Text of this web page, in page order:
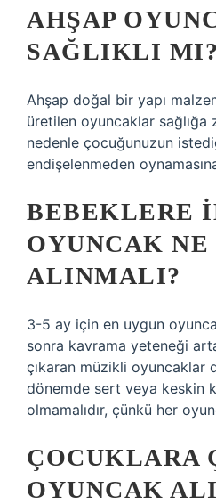
AHŞAP
SAĞLIKLI MI?
Ahşap doğal bir yapı
üretilen oyuncaklar sağlığa
nedenle çocuğunuzun
endişelenmeden
BEBEKLERE
OYUNCAK
ALINMALI?
3-5 ay için en uygun
sonra kavrama yeteneği
çıkaran müzikli oyuncaklar
dönemde sert veya keskin
olmamalıdır, çünkü her
ÇOCUKLARA
OYUNCAK